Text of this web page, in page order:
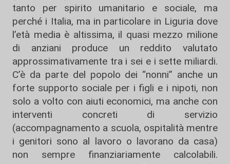
tanto per spirito umanitario e sociale, ma
perché i Italia, ma in particolare in Liguria dove
l’età media è altissima, il quasi mezzo milione
di anziani produce un reddito valutato
approssimativamente tra i sei e i sette miliardi.
C’è da parte del popolo dei “nonni” anche un
forte supporto sociale per i figli e i nipoti, non
solo a volto con aiuti economici, ma anche con
interventi concreti di servizio
(accompagnamento a scuola, ospitalità mentre
i genitori sono al lavoro o lavorano da casa)
non sempre finanziariamente calcolabili.